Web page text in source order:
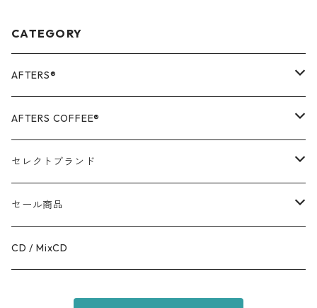
CATEGORY
AFTERS®️
OUTER
TOPS
BOTTOMS
GOODS
AFTERS COFFEE®️
APPALEL / GOODS
COFFEE
セレクトブランド
MR.OLIVE
RACAL
セール商品
OUTER
CD / MixCD